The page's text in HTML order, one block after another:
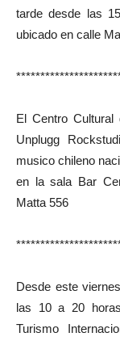
tarde desde las
ubicado en calle
El Centro
Unplugg
musico chileno
en la sala Bar
Matta 556
Desde este
las 10 a 20
Turismo